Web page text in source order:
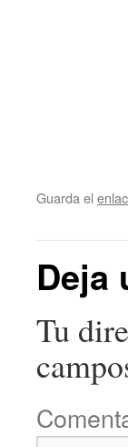
Guarda el
Deja
Tu